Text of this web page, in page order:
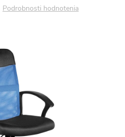
Podrobnosti hodnotenia